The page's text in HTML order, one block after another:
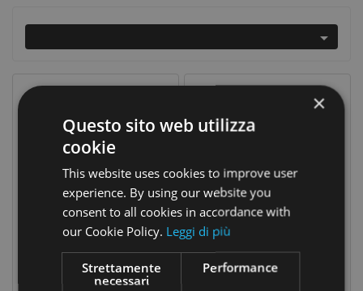
COSMETICI
BELLEZZA
ALIMENTAZIONE
INTEGRATORI
CONTATTACI

Prezzo Scontato
Go Up Pappa Reale 16 Pocket Drink
16,40 €Prezzo
base
Prezzo 32,20 €Prezzo
×
Questo sito web utilizza
cookie
This website uses cookies to improve user
experience. By using our website you
consent to all cookies in accordance with
our Cookie Policy. Leggi di più
Strettamente
necessari
Performance